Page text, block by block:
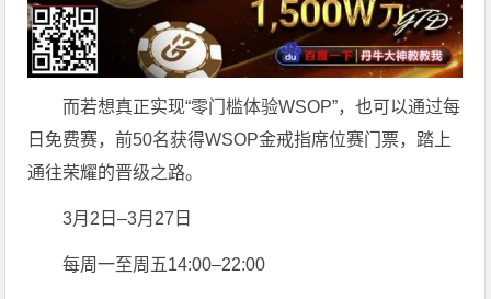
而若想真正实现“零门槛体验WSOP”，也可以通过每
日免费赛，前50名获得WSOP金戒指席位赛门票，踏上
通往荣耀的晋级之路。
3月2日–3月27日
每周一至周五14:00–22:00